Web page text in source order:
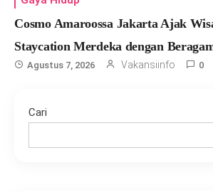
Cosmo Amaroossa Jakarta Ajak
Staycation Merdeka dengan
Agustus 7, 2026 Vakansiinfo 0
Cari